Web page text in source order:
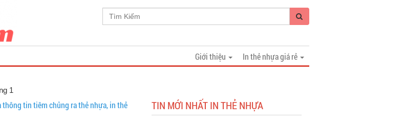
In thẻ nhựa giá rẻ
Giới thiệu
1
thông tin tiêm chủng ra thẻ nhựa, in thẻ
TIN MỚI NHẤT IN THẺ NHỰA